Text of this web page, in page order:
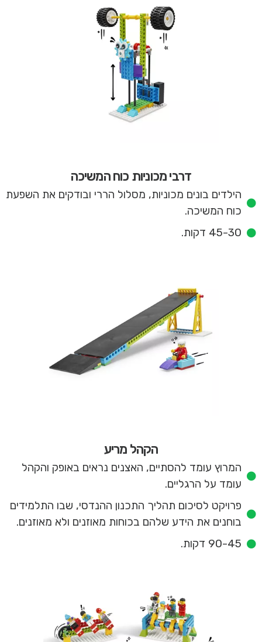
דרבי מכוניות כוח המשיכה
הילדים בונים מכוניות, מסלול הררי ובודקים את השפעת
כוח המשיכה.
45-30 דקות.
הקהל מריע
המרוץ עומד להסתיים, האצנים נראים באופק והקהל
עומד על הרגליים.
פרויקט לסיכום תהליך התכנון ההנדסי, שבו התלמידים
בוחנים את הידע שלהם בכוחות מאוזנים ולא מאוזנים.
90-45 דקות.